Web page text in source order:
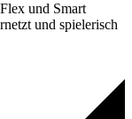
und Smart
und spielerisch